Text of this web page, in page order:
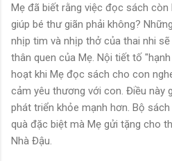
Mẹ đã biết rằng việc đọc sách
giúp bé thư giãn phải không?
nhịp tim và nhịp thở của thai nhi
thân quen của Mẹ. Nội tiết tố
hoạt khi Mẹ đọc sách cho con
cảm yêu thương với con. Điều này
phát triển khỏe mạnh hơn. Bộ
quà đặc biệt mà Mẹ gửi tặng cho
Nhà Đậu.